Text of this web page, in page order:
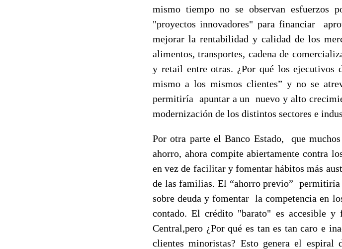
mismo tiempo no se observan esfuerzos
"proyectos innovadores" para financiar
mejorar la rentabilidad y calidad de los
alimentos, transportes, cadena de
y retail entre otras. ¿Por qué los ejecutivos
mismo a los mismos clientes” y no se
permitiría apuntar a un nuevo y alto
modernización de los distintos sectores e
Por otra parte el Banco Estado, que
ahorro, ahora compite abiertamente contra
en vez de facilitar y fomentar hábitos más
de las familias. El “ahorro previo”
sobre deuda y fomentar la competencia en
contado. El crédito "barato" es accesible
Central,pero ¿Por qué es tan es tan caro e
clientes minoristas? Esto genera el espiral